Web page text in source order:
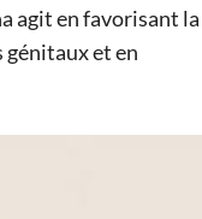
agit en favorisant la
génitaux et en